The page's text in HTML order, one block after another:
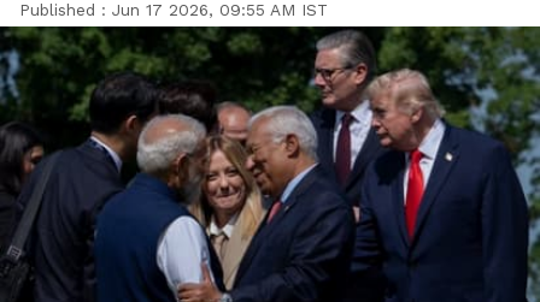
Published : Jun 17 2026, 09:55 AM IST